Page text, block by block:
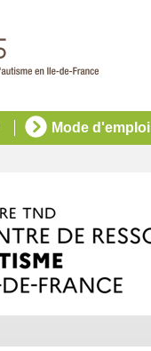
Mode d'emploi